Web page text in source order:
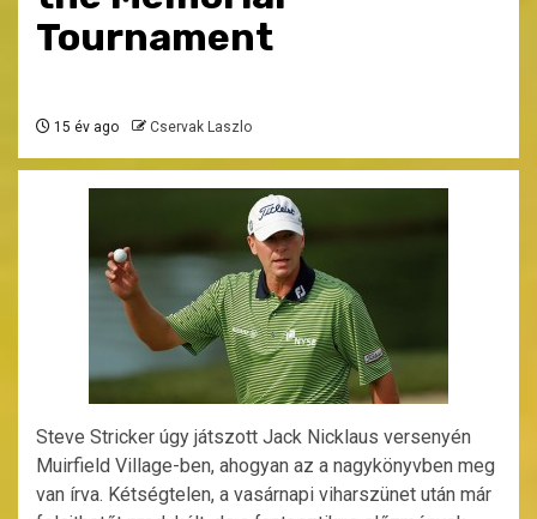
Tournament
15 év ago Cservak Laszlo
Steve Stricker úgy játszott Jack Nicklaus versenyén
Muirfield Village-ben, ahogyan az a nagykönyvben meg
van írva. Kétségtelen, a vasárnapi viharszünet után már